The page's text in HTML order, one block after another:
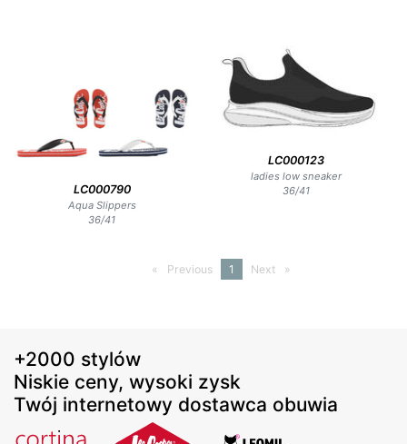
LC000790
Aqua Slippers
36/41
LC000123
ladies low sneaker
36/41
PreviouspageYou're
1 Next page
+2000 stylów
Niskie ceny, wysoki zysk
Twój internetowy dostawca obuwia